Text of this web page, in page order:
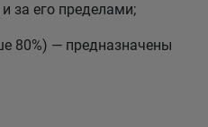
за его пределами;
80%) — предназначены